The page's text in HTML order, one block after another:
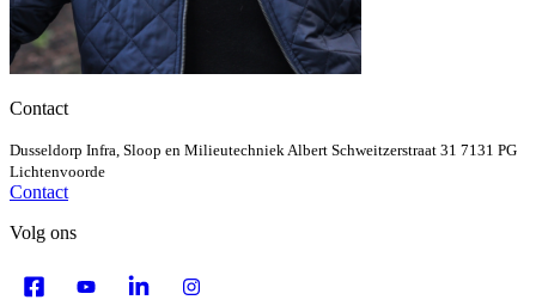
Contact
Dusseldorp Infra, Sloop en Milieutechniek Albert Schweitzerstraat 31 7131 PG
Lichtenvoorde
Contact
Volg ons